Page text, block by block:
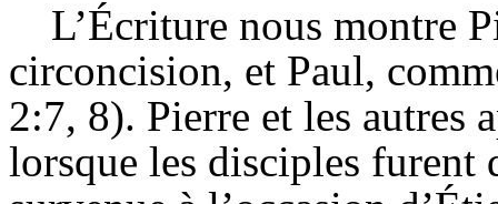
L’Écriture nous montre
circoncision, et Paul,
2:7, 8). Pierre et les autres
lorsque les disciples furent